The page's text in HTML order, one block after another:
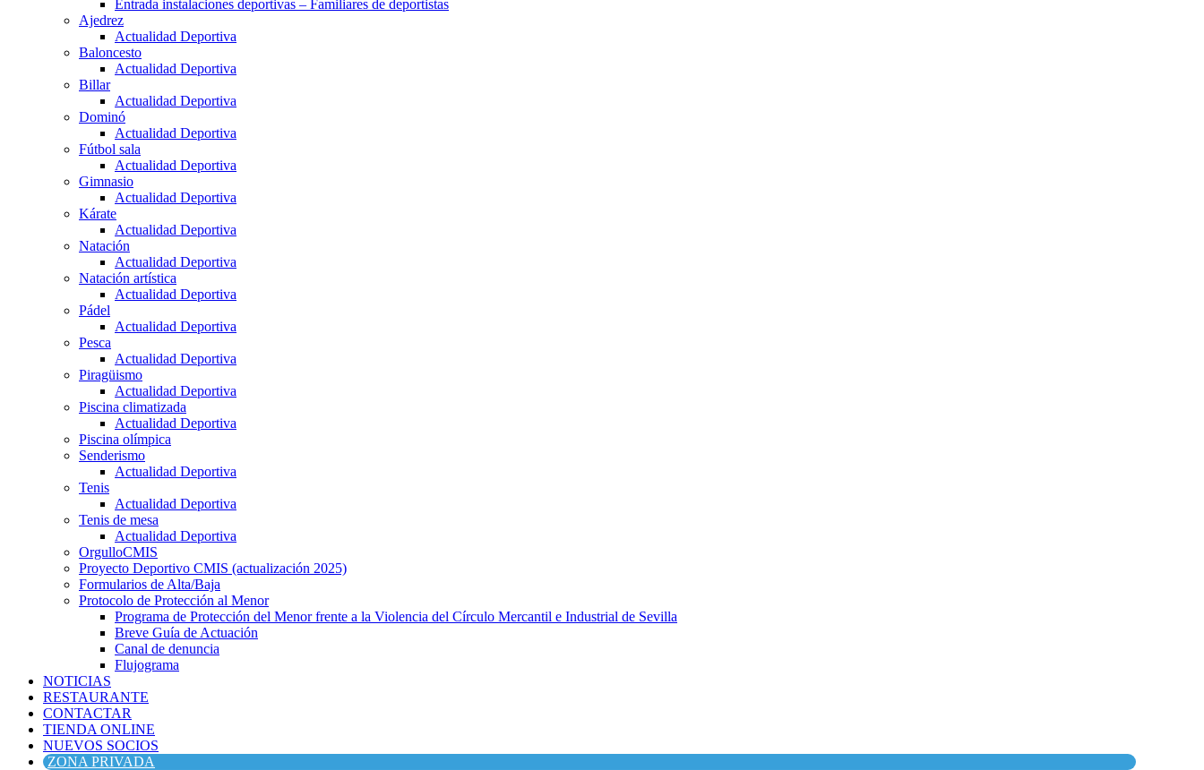
Entrada instalaciones deportivas – Familiares de deportistas
Ajedrez
Actualidad Deportiva
Baloncesto
Actualidad Deportiva
Billar
Actualidad Deportiva
Dominó
Actualidad Deportiva
Fútbol sala
Actualidad Deportiva
Gimnasio
Actualidad Deportiva
Kárate
Actualidad Deportiva
Natación
Actualidad Deportiva
Natación artística
Actualidad Deportiva
Pádel
Actualidad Deportiva
Pesca
Actualidad Deportiva
Piragüismo
Actualidad Deportiva
Piscina climatizada
Actualidad Deportiva
Piscina olímpica
Senderismo
Actualidad Deportiva
Tenis
Actualidad Deportiva
Tenis de mesa
Actualidad Deportiva
OrgulloCMIS
Proyecto Deportivo CMIS (actualización 2025)
Formularios de Alta/Baja
Protocolo de Protección al Menor
Programa de Protección del Menor frente a la Violencia del Círculo Mercantil e Industrial de Sevilla
Breve Guía de Actuación
Canal de denuncia
Flujograma
NOTICIAS
RESTAURANTE
CONTACTAR
TIENDA ONLINE
NUEVOS SOCIOS
ZONA PRIVADA